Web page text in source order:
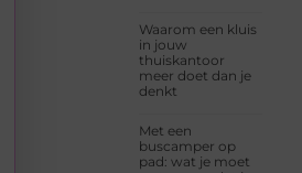
Waarom een kluis
in jouw
thuiskantoor
meer doet dan je
denkt
Met een
buscamper op
pad: wat je moet